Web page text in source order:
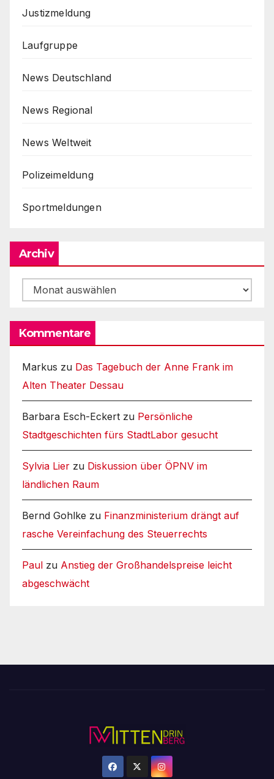
Justizmeldung
Laufgruppe
News Deutschland
News Regional
News Weltweit
Polizeimeldung
Sportmeldungen
Archiv
Archiv
Kommentare
Markus zu Das Tagebuch der Anne Frank im
Alten Theater Dessau
Barbara Esch-Eckert zu Persönliche
Stadtgeschichten fürs StadtLabor gesucht
Sylvia Lier zu Diskussion über ÖPNV im
ländlichen Raum
Bernd Gohlke zu Finanzministerium drängt auf
rasche Vereinfachung des Steuerrechts
Paul zu Anstieg der Großhandelspreise leicht
abgeschwächt